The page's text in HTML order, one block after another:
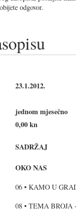
odgovor.
23.1.2012.
jednom mjesečno
0,00 kn
SADRŽAJ
OKO NAS
06 • KAMO U
08 • TEMA BROJA